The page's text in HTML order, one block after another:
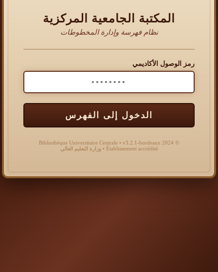
المكتبة الجامعية المركزية
نظام فهرسة وإدارة المخطوطات
رمز الوصول الأكاديمي
الدخول إلى الفهرس
© 2024 Bibliothèque Universitaire Centrale • v3.2.1-bordeaux
Établissement accrédité • وزارة التعليم العالي